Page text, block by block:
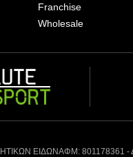
Franchise
Wholesale
ΕΙΔΩΝΑΦΜ: 801178361